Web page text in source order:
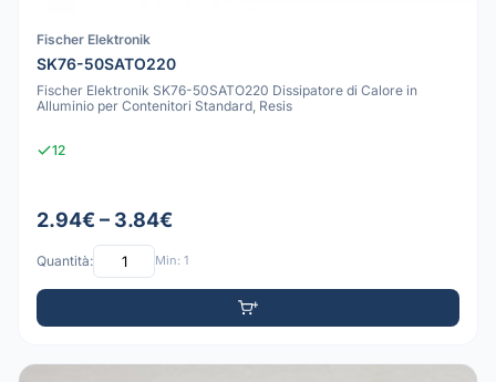
Fischer Elektronik
SK76-50SATO220
Fischer Elektronik SK76-50SATO220 Dissipatore di Calore in
Alluminio per Contenitori Standard, Resis
12
2.94€ – 3.84€
Quantità: Min: 1